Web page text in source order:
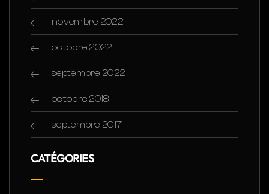
novembre 2022
octobre 2022
septembre 2022
octobre 2018
septembre 2017
CATÉGORIES